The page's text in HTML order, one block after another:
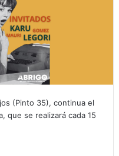
(Pinto 35), continua el
que se realizará cada 15